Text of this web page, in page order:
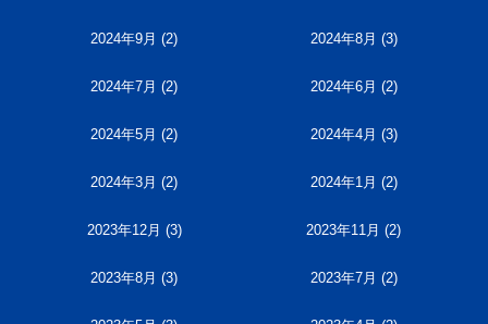
2024年9月 (2) 2024年8月 (3)
2024年7月 (2) 2024年6月 (2)
2024年5月 (2) 2024年4月 (3)
2024年3月 (2) 2024年1月 (2)
2023年12月 (3) 2023年11月 (2)
2023年8月 (3) 2023年7月 (2)